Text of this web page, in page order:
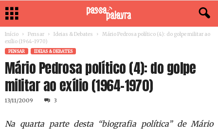
Início Pensar Ideias & Debates
Mário Pedrosa político (4): do golpe militar ao
exílio (1964-1970)
PENSAR IDEIAS & DEBATES
Mário Pedrosa político (4): do golpe
militar ao exílio (1964-1970)
13/11/2009 3
Na quarta parte desta “biografia política” de Mário